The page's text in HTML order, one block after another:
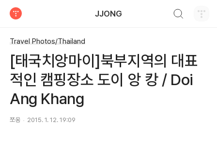
JJONG
Travel Photos/Thailand
[태국치앙마이]북부지역의 대표
적인 캠핑장소 도이 앙 캉 / Doi
Ang Khang
쪼옹 2015. 1. 12. 19:09